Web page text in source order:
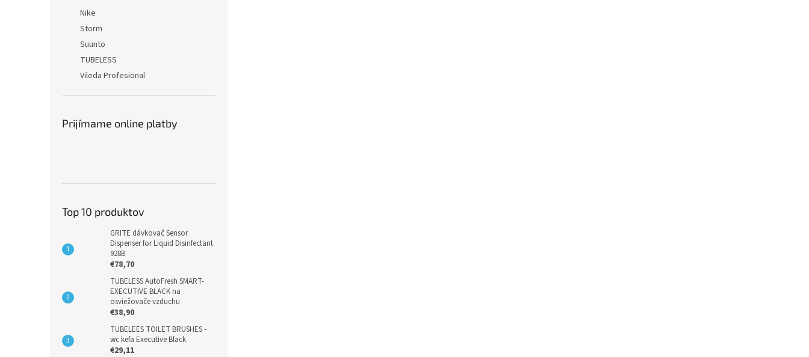
Nike
Storm
Suunto
TUBELESS
Vileda Profesional
Prijímame online platby
Top 10 produktov
GRITE dávkovač Sensor
Dispenser for Liquid Disinfectant
928B
€78,70
TUBELESS AutoFresh SMART-
EXECUTIVE BLACK na
osviežovače vzduchu
€38,90
TUBELEES TOILET BRUSHES -
wc kefa Executive Black
€29,11